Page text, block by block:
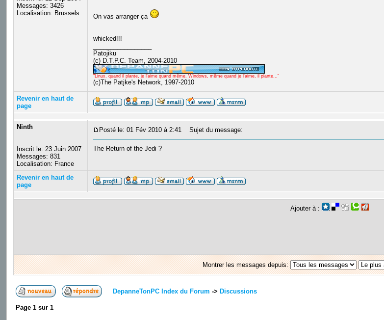
Messages: 3426
Localisation: Brussels
On vas arranger ça
whicked!!!
Patojiku
(c) D.T.P.C. Team, 2004-2010
"Linux, quand il plante, je l'aime quand même, Windows, même quand je l'aime, il plante..."
(c)The Patjke's Network, 1997-2010
Revenir en haut de
page
Ninth
Inscrit le: 23 Juin 2007
Messages: 831
Localisation: France
Posté le: 01 Fév 2010 à 2:41 Sujet du message:
The Return of the Jedi ?
Revenir en haut de
page
Ajouter à :
Montrer les messages depuis:
DepanneTonPC Index du Forum -> Discussions
Page 1sur 1